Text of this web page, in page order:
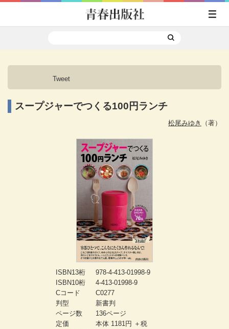
Tweet
スープジャーでつくる100円ランチ
松尾みゆき （著）
ISBN13桁
978-4-413-01998-9
ISBN10桁
4-413-01998-9
Cコード
C0277
判型
新書判
ページ数
136ページ
定価
本体 1181円 ＋税